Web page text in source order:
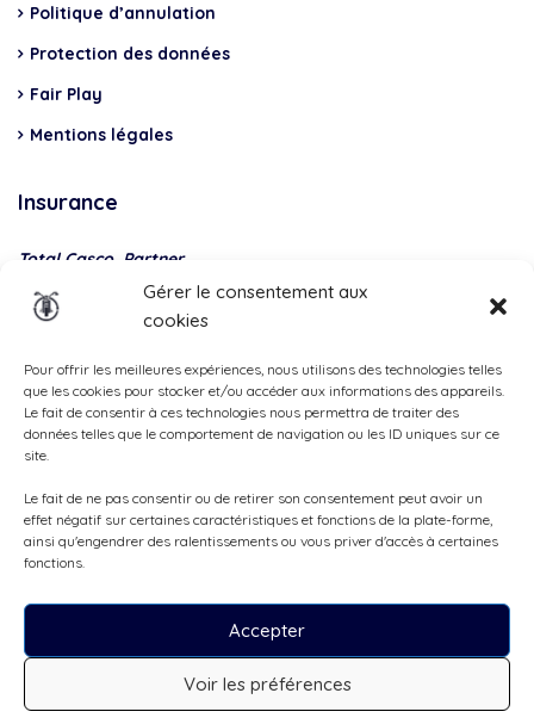
Gérer le consentement aux
cookies
Pour offrir les meilleures expériences, nous utilisons des technologies telles
que les cookies pour stocker et/ou accéder aux informations des appareils.
Le fait de consentir à ces technologies nous permettra de traiter des
données telles que le comportement de navigation ou les ID uniques sur ce
site.
Le fait de ne pas consentir ou de retirer son consentement peut avoir un
effet négatif sur certaines caractéristiques et fonctions de la plate-forme,
ainsi qu'engendrer des ralentissements ou vous priver d'accès à certaines
fonctions.
Accepter
Voir les préférences
CHF109
Politique d’annulation
Protection des données
Fair Play
Mentions légales
Insurance
Total Casco, Partner
payment
Tous droits réservés, ©Cruizador 2026